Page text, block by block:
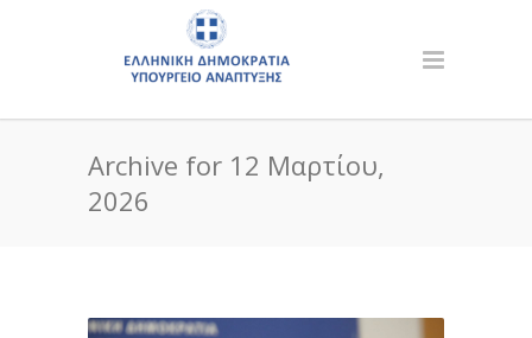
Archive for 12 Μαρτίου,
2026